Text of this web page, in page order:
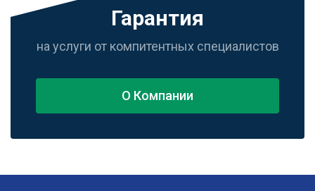
Гарантия
на услуги от компитентных специалистов
О Компании